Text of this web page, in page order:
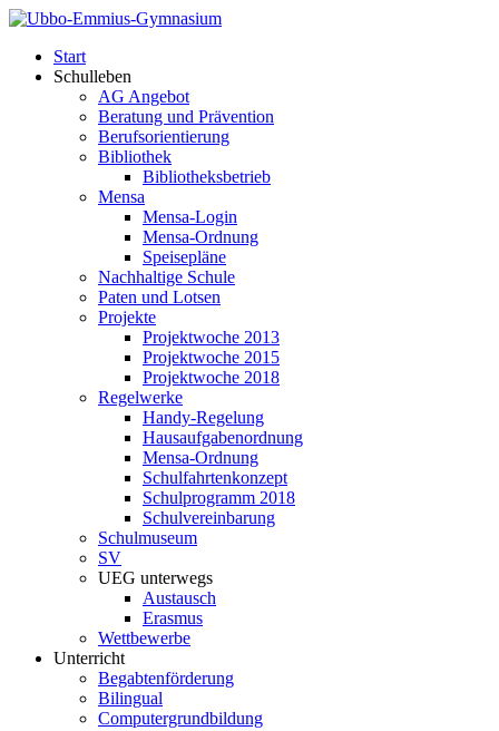
Start
Schulleben
AG Angebot
Beratung und Prävention
Berufsorientierung
Bibliothek
Bibliotheksbetrieb
Mensa
Mensa-Login
Mensa-Ordnung
Speisepläne
Nachhaltige Schule
Paten und Lotsen
Projekte
Projektwoche 2013
Projektwoche 2015
Projektwoche 2018
Regelwerke
Handy-Regelung
Hausaufgabenordnung
Mensa-Ordnung
Schulfahrtenkonzept
Schulprogramm 2018
Schulvereinbarung
Schulmuseum
SV
UEG unterwegs
Austausch
Erasmus
Wettbewerbe
Unterricht
Begabtenförderung
Bilingual
Computergrundbildung